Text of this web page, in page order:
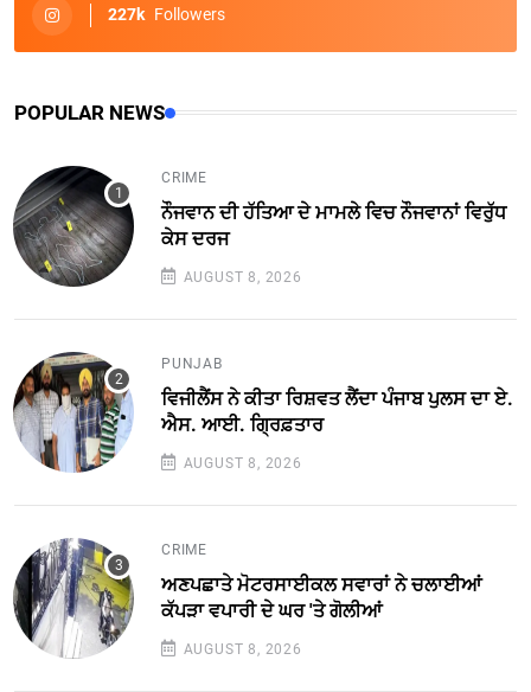
227k Followers
POPULAR NEWS
CRIME
ਨੌਜਵਾਨ ਦੀ ਹੱਤਿਆ ਦੇ ਮਾਮਲੇ ਵਿਚ ਨੌਜਵਾਨਾਂ ਵਿਰੁੱਧ
ਕੇਸ ਦਰਜ
AUGUST 8, 2026
PUNJAB
ਵਿਜੀਲੈਂਸ ਨੇ ਕੀਤਾ ਰਿਸ਼ਵਤ ਲੈਂਦਾ ਪੰਜਾਬ ਪੁਲਸ ਦਾ ਏ.
ਐਸ. ਆਈ. ਗ੍ਰਿਫ਼ਤਾਰ
AUGUST 8, 2026
CRIME
ਅਣਪਛਾਤੇ ਮੋਟਰਸਾਈਕਲ ਸਵਾਰਾਂ ਨੇ ਚਲਾਈਆਂ
ਕੱਪੜਾ ਵਪਾਰੀ ਦੇ ਘਰ 'ਤੇ ਗੋਲੀਆਂ
AUGUST 8, 2026